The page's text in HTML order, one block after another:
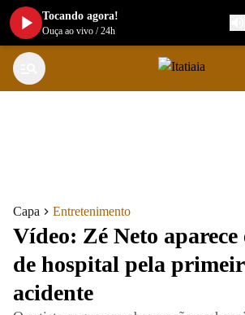
Capa Entretenimento
Vídeo: Zé Neto aparece
de hospital pela
acidente
Tocando agora!
Ouça ao vivo /24h